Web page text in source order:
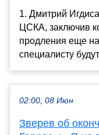
1. Дмитрий
ЦСКА, заключив
продления еще
специалисту
02:00, 08 Июн
Зверев об